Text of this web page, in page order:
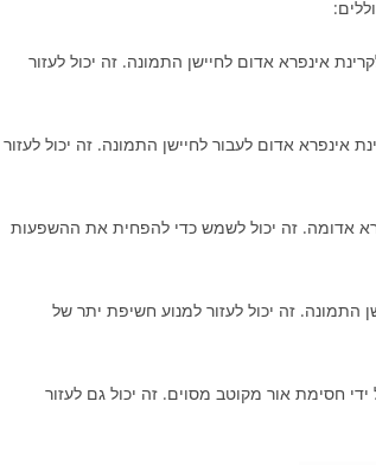
אינפרא אדום לחיישן התמונה. זה יכול לעזור
אדום לעבור לחיישן התמונה. זה יכול לעזור
אדומה. זה יכול לשמש כדי להפחית את ההשפעות
זה יכול לעזור למנוע חשיפת יתר של
חסימת אור מקוטב מסוים. זה יכול גם לעזור